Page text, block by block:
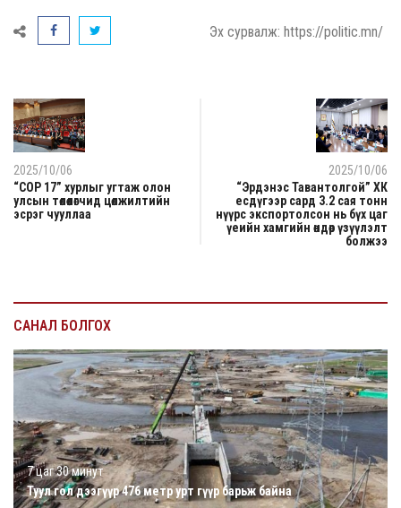
Эх сурвалж: https://politic.mn/
2025/10/06
“COP 17” хурлыг угтаж олон
улсын төлөөлөгчид цөлжилтийн
эсрэг чууллаа
2025/10/06
“Эрдэнэс Тавантолгой” ХК
есдүгээр сард 3.2 сая тонн
нүүрс экспортолсон нь бүх цаг
үеийн хамгийн өндөр үзүүлэлт
болжээ
САНАЛ БОЛГОХ
7 цаг 30 минут
Туул гол дээгүүр 476 метр урт гүүр барьж байна